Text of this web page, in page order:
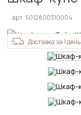
арт. 5012800310004
Доставка за 1 день